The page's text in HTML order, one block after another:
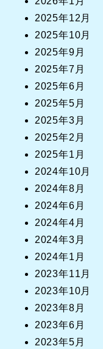
2025年12月
2025年10月
2025年9月
2025年7月
2025年6月
2025年5月
2025年3月
2025年2月
2025年1月
2024年10月
2024年8月
2024年6月
2024年4月
2024年3月
2024年1月
2023年11月
2023年10月
2023年8月
2023年6月
2023年5月